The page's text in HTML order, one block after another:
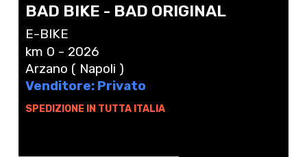
BAD BIKE - BAD ORIGINAL
E-BIKE
km 0 - 2026
Arzano ( Napoli )
Venditore: Privato
SPEDIZIONE IN TUTTA ITALIA